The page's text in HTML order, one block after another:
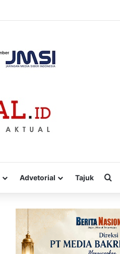
Advetorial Tajuk